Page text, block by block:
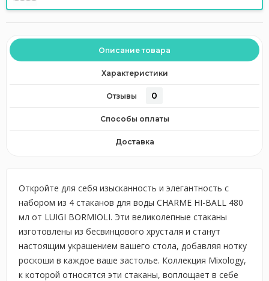
Описание товара
Характеристики
Отзывы 0
Способы оплаты
Доставка
Откройте для себя изысканность и элегантность с
набором из 4 стаканов для воды CHARME HI-BALL 480
мл от LUIGI BORMIOLI. Эти великолепные стаканы
изготовлены из бесвинцового хрусталя и станут
настоящим украшением вашего стола, добавляя нотку
роскоши в каждое ваше застолье. Коллекция Mixology,
к которой относятся эти стаканы, воплощает в себе